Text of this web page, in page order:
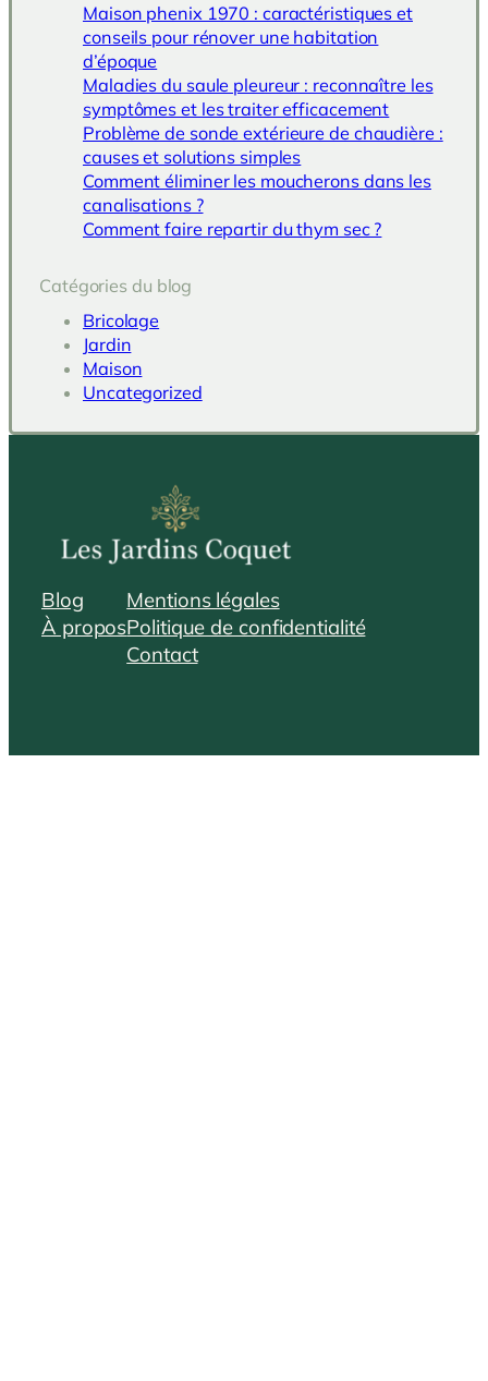
Maison phenix 1970 : caractéristiques et
conseils pour rénover une habitation
d’époque
Maladies du saule pleureur : reconnaître les
symptômes et les traiter efficacement
Problème de sonde extérieure de chaudière :
causes et solutions simples
Comment éliminer les moucherons dans les
canalisations ?
Comment faire repartir du thym sec ?
Catégories du blog
Bricolage
Jardin
Maison
Uncategorized
Blog
À propos
Mentions légales
Politique de confidentialité
Contact